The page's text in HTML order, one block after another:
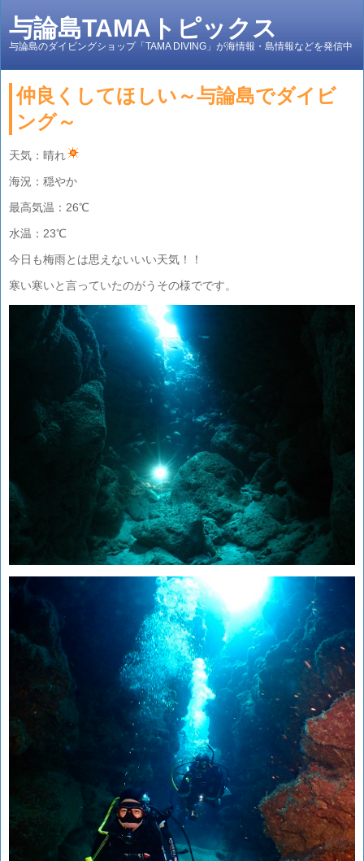
与論島TAMAトピックス
与論島のダイビングショップ「TAMA DIVING」が海情報・島情報などを発信中
仲良くしてほしい～与論島でダイビ
ング～
天気：晴れ
海況：穏やか
最高気温：26℃
水温：23℃
今日も梅雨とは思えないいい天気！！
寒い寒いと言っていたのがうその様でです。